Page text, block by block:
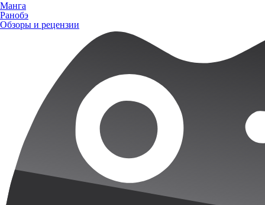
Манга
Ранобэ
Обзоры и рецензии